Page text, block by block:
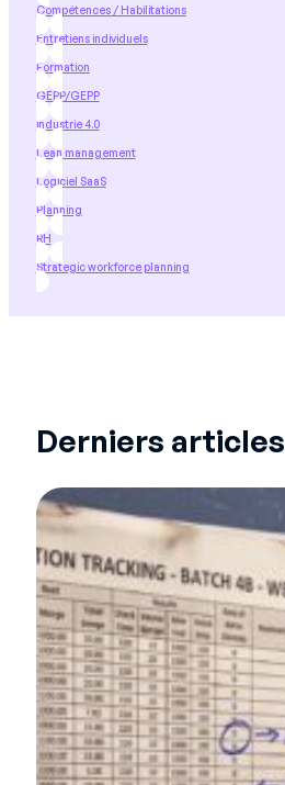
Compétences / Habilitations
Entretiens individuels
Formation
GEPP/GEPP
industrie 4.0
Lean management
Logiciel SaaS
Planning
RH
Strategic workforce planning
Derniers articles